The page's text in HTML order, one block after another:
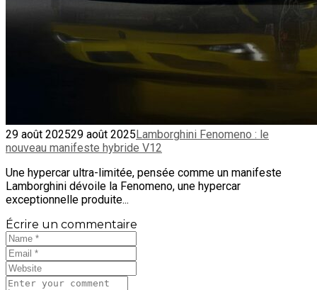
29 août 202529 août 2025Lamborghini Fenomeno : le
nouveau manifeste hybride V12
Une hypercar ultra-limitée, pensée comme un manifeste
Lamborghini dévoile la Fenomeno, une hypercar
exceptionnelle produite...
Écrire un commentaire